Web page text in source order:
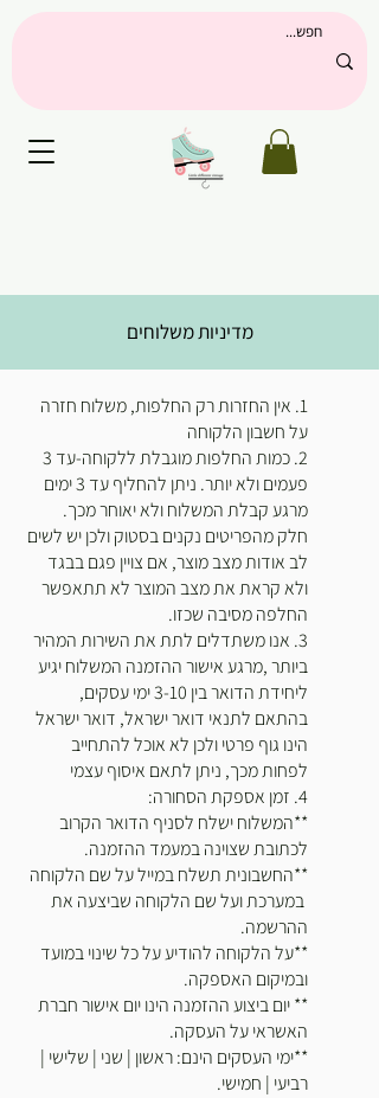
מדיניות משלוחים
1. אין החזרות רק החלפות, משלוח חזרה
על חשבון הלקוחה
2. כמות החלפות מוגבלת ללקוחה-עד 3
פעמים ולא יותר.
ניתן להחליף עד 3 ימים
מרגע קבלת המשלוח ולא יאוחר מכך.
חלק מהפריטים נקנים בסטוק ולכן יש לשים
לב אודות מצב מוצר, אם צויין פגם בבגד
ולא קראת את מצב המוצר לא תתאפשר
החלפה מסיבה שכזו.
3. אנו משתדלים לתת את השירות המהיר
ביותר ,מרגע אישור ההזמנה המשלוח יגיע
ליחידת הדואר בין 3-10 ימי עסקים,
בהתאם לתנאי דואר ישראל, דואר ישראל
הינו גוף פרטי ולכן לא אוכל להתחייב
לפחות מכך, ניתן לתאם איסוף עצמי
4. זמן אספקת הסחורה:
**המשלוח ישלח לסניף הדואר הקרוב
לכתובת שצוינה במעמד ההזמנה.
**החשבונית תשלח במייל על שם הלקוחה
במערכת ועל שם הלקוחה שביצעה את
ההרשמה.
**על הלקוחה להודיע על כל שינוי במועד
ובמיקום האספקה.
** יום ביצוע ההזמנה הינו יום אישור חברת
האשראי על העסקה.
**ימי העסקים הינם: ראשון | שני | שלישי |
רביעי | חמישי.